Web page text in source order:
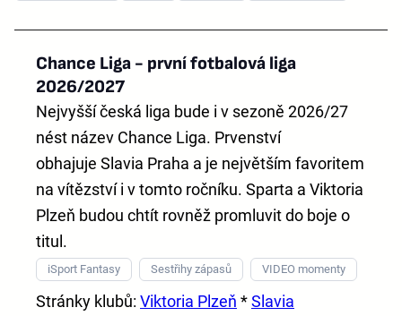
Chance Liga - první fotbalová liga
2026/2027
Nejvyšší česká liga bude i v sezoně 2026/27
nést název Chance Liga. Prvenství
obhajuje Slavia Praha a je největším favoritem
na vítězství i v tomto ročníku. Sparta a Viktoria
Plzeň budou chtít rovněž promluvit do boje o
titul.
iSport Fantasy Sestřihy zápasů VIDEO momenty
Stránky klubů: Viktoria Plzeň *Slavia